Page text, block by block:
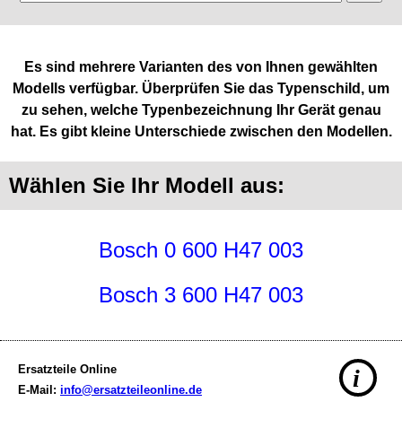
Es sind mehrere Varianten des von Ihnen gewählten
Modells verfügbar. Überprüfen Sie das Typenschild, um
zu sehen, welche Typenbezeichnung Ihr Gerät genau
hat. Es gibt kleine Unterschiede zwischen den Modellen.
Wählen Sie Ihr Modell aus:
Bosch 0 600 H47 003
Bosch 3 600 H47 003
Ersatzteile Online
E-Mail: info@ersatzteileonline.de i